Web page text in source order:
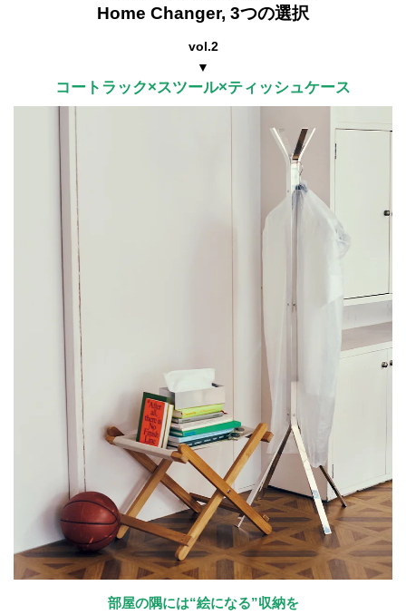
Home Changer, 3つの選択
vol.2
▼
コートラック×スツール×ティッシュケース
部屋の隅には“絵になる”収納を